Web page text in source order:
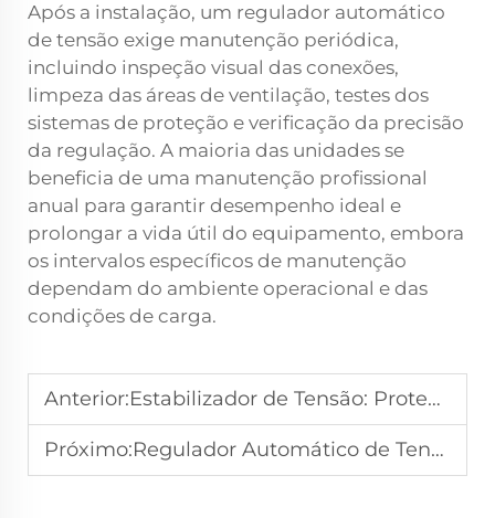
Após a instalação, um regulador automático
de tensão exige manutenção periódica,
incluindo inspeção visual das conexões,
limpeza das áreas de ventilação, testes dos
sistemas de proteção e verificação da precisão
da regulação. A maioria das unidades se
beneficia de uma manutenção profissional
anual para garantir desempenho ideal e
prolongar a vida útil do equipamento, embora
os intervalos específicos de manutenção
dependam do ambiente operacional e das
condições de carga.
Anterior:Estabilizador de Tensão: Proteção Confiável para o Seu Sistema Elétrico de Baixa Tensão
Próximo:Regulador Automático de Tensão vs. Estabilizador Manual de Tensão: Qual É Melhor?